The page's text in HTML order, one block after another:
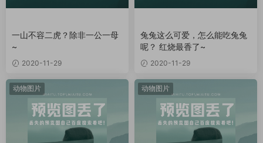
一山不容二虎？除非一公一母
~
2020-11-29
兔兔这么可爱，怎么能吃兔兔
呢？ 红烧最香了~
2020-11-29
动物图片 动物图片